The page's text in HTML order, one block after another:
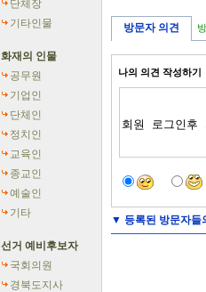
단체장
기타인물
화재의 인물
공무원
기업인
단체인
정치인
교육인
종교인
예술인
기타
선거 예비후보자
국회의원
경북도지사
방문자 의견
나의 의견 작성하기
▼ 등록된 방문자들